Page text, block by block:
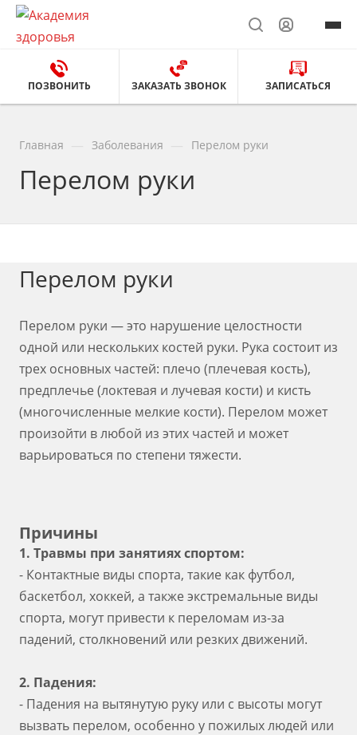
ПОЗВОНИТЬ ЗАКАЗАТЬ ЗВОНОК ЗАПИСАТЬСЯ
Главная Заболевания Перелом руки
Перелом руки
Перелом руки
Перелом руки — это нарушение целостности
одной или нескольких костей руки. Рука состоит из
трех основных частей: плечо (плечевая кость),
предплечье (локтевая и лучевая кости) и кисть
(многочисленные мелкие кости). Перелом может
произойти в любой из этих частей и может
варьироваться по степени тяжести.
Причины
1. Травмы при занятиях спортом:
- Контактные виды спорта, такие как футбол,
баскетбол, хоккей, а также экстремальные виды
спорта, могут привести к переломам из-за
падений, столкновений или резких движений.
2. Падения:
- Падения на вытянутую руку или с высоты могут
вызвать перелом, особенно у пожилых людей или